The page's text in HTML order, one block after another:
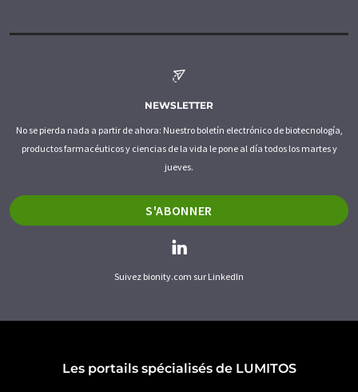
NEWSLETTER
No se pierda nada a partir de ahora: Nuestro boletín electrónico de biotecnología,
productos farmacéuticos y ciencias de la vida le pone al día todos los martes y
jueves.
S'ABONNER
Suivez bionity.com sur LinkedIn
Les portails spécialisés de LUMITOS